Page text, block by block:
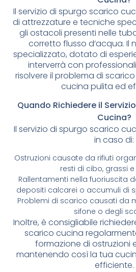
Il servizio di spurgo scarico
di attrezzature e tecniche
gli ostacoli presenti nelle
corretto flusso d’acqua. Il
specializzato, dotato di
interverrà con
risolvere il problema di
cucina pulita ed
Quando Richiedere il
Cucina?
Il servizio di spurgo scarico
in caso di:
Ostruzioni causate da rifiuti
resti di cibo, grassi
Rallentamenti nella fuoriuscita
depositi calcarei o accumuli di
Problemi di scarico causati da
sifone o degli
Inoltre, è consigliabile
scarico cucina
formazione di ostruzioni
mantenendo così la tua
efficiente.